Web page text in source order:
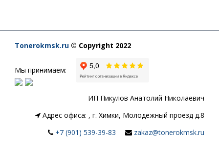
Tonerokmsk.ru © Copyright 2022
Мы принимаем:
ИП Пикулов Анатолий Николаевич
Адрес офиса: , г. Химки, Молодежный проезд д.8
+7 (901) 539-39-83
zakaz@tonerokmsk.ru